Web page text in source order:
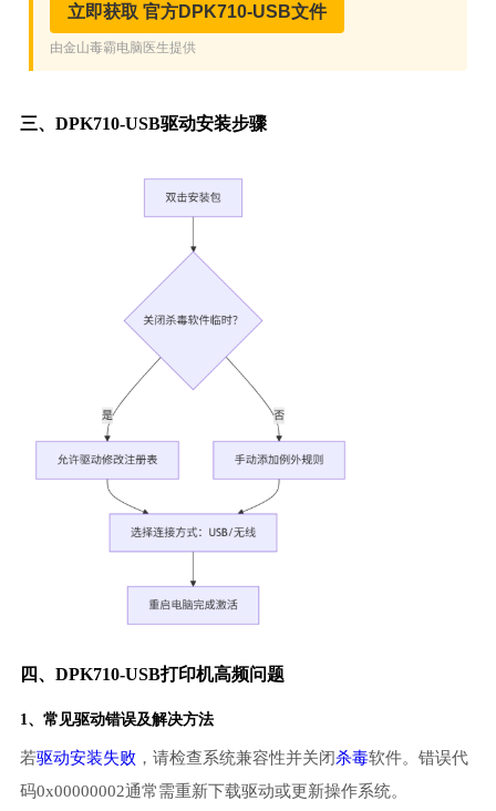
三、DPK710-USB驱动安装步骤
四、DPK710-USB打印机高频问题
1、常见驱动错误及解决方法
若驱动安装失败，请检查系统兼容性并关闭杀毒软件。错误代
码0x00000002通常需重新下载驱动或更新操作系统。